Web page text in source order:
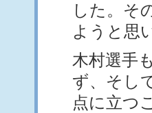
した。そ
ようと思
木村選手
ず、そし
点に立つ